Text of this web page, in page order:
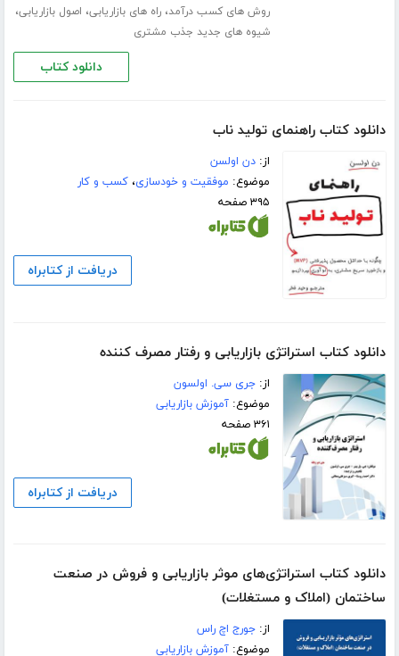
روش های کسب درآمد،راه های بازاریابی، اصول بازاریابی،
شیوه های جدید جذب مشتری
دانلود کتاب
دانلود کتاب راهنمای تولید ناب
از:دن اولسن
موضوع: موفقیت و خودسازی،کسب و کار
۳۹۵ صفحه
دریافت از کتابراه
دانلود کتاب استراتژی بازاریابی و رفتار مصرف کننده
از:جری سی. اولسون
موضوع:آموزش بازاریابی
۳۶۱ صفحه
دریافت از کتابراه
دانلود کتاب استراتژی‌های موثر بازاریابی و فروش در صنعت
ساختمان (املاک و مستغلات)
از:جورج اچ راس
موضوع:آموزش بازاریابی